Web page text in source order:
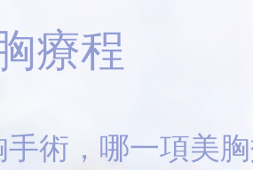
療程
術，哪一項美